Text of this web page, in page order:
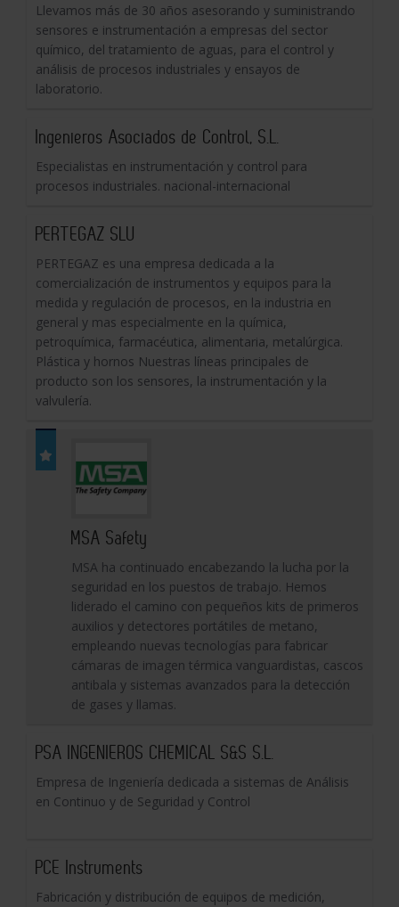
Llevamos más de 30 años asesorando y suministrando
sensores e instrumentación a empresas del sector
químico, del tratamiento de aguas, para el control y
análisis de procesos industriales y ensayos de
laboratorio.
Ingenieros Asociados de Control, S.L.
Especialistas en instrumentación y control para
procesos industriales. nacional-internacional
PERTEGAZ SLU
PERTEGAZ es una empresa dedicada a la
comercialización de instrumentos y equipos para la
medida y regulación de procesos, en la industria en
general y mas especialmente en la química,
petroquímica, farmacéutica, alimentaria, metalúrgica.
Plástica y hornos Nuestras líneas principales de
producto son los sensores, la instrumentación y la
valvulería.
MSA Safety
MSA ha continuado encabezando la lucha por la
seguridad en los puestos de trabajo. Hemos
liderado el camino con pequeños kits de primeros
auxilios y detectores portátiles de metano,
empleando nuevas tecnologías para fabricar
cámaras de imagen térmica vanguardistas, cascos
antibala y sistemas avanzados para la detección
de gases y llamas.
PSA INGENIEROS CHEMICAL S&S S.L.
Empresa de Ingeniería dedicada a sistemas de Análisis
en Continuo y de Seguridad y Control
PCE Instruments
Fabricación y distribución de equipos de medición,